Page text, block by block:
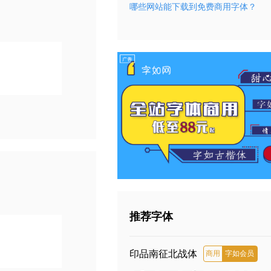
哪些网站能下载到免费商用字体？
推荐字体
印品南征北战体 商用 字如会员